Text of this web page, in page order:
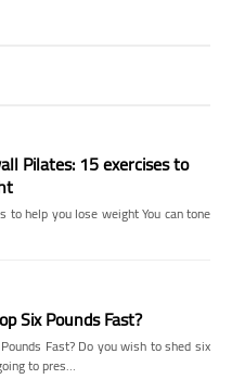
Pilates: 15 exercises to
help you lose weight You can tone
Six Pounds Fast?
Fast? Do you wish to shed six
to pres…